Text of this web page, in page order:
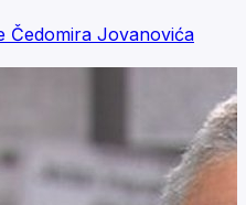
Čedomira Jovanovića